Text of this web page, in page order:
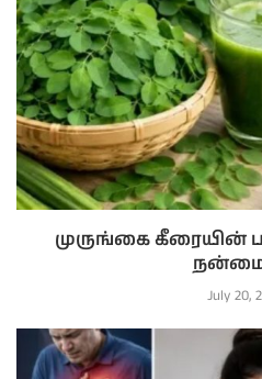
முருங்கை கீரையின்
July 20,